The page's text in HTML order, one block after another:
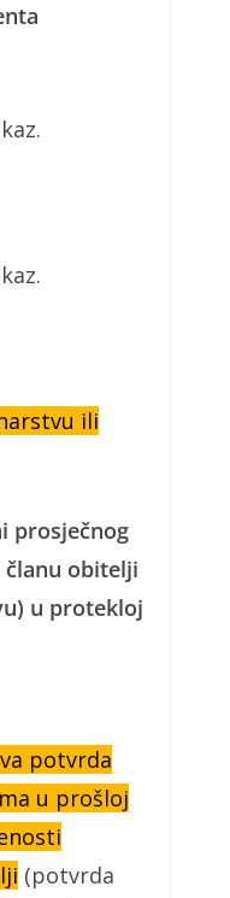
ili
prosječnog
članu obitelji
u protekloj
potvrda
u prošloj
(potvrda